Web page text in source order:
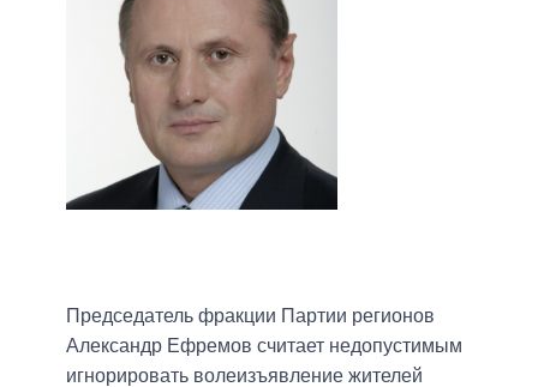
Председатель фракции Партии регионов
Александр Ефремов считает недопустимым
игнорировать волеизъявление жителей